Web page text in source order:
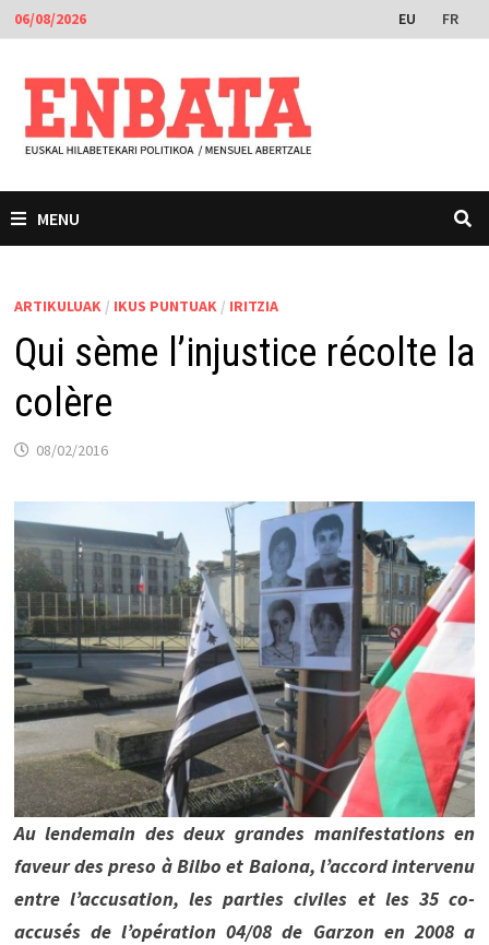
Skip
to
content
06/08/2026 EU FR
MENU
ARTIKULUAK / IKUS PUNTUAK / IRITZIA
Qui sème l’injustice récolte la
colère
08/02/2016
Au lendemain des deux grandes manifestations en
faveur des preso à Bilbo et Baiona, l’accord intervenu
entre l’accusation, les parties civiles et les 35 co-
accusés de l’opération 04/08 de Garzon en 2008 a